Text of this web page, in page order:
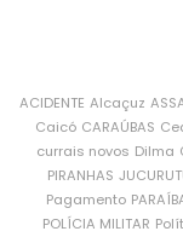
ACIDENTE Alcaçuz
Caicó CARAÚBAS
currais novos Dilma
PIRANHAS
Pagamento
POLÍCIA MILITAR